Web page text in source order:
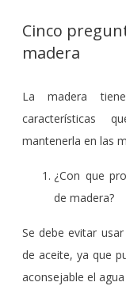
Cinco
madera
La madera
características
mantenerla en las
¿Con que
de madera?
Se debe evitar
de aceite, ya que
aconsejable el